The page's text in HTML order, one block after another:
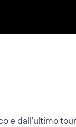
e dall’ultimo